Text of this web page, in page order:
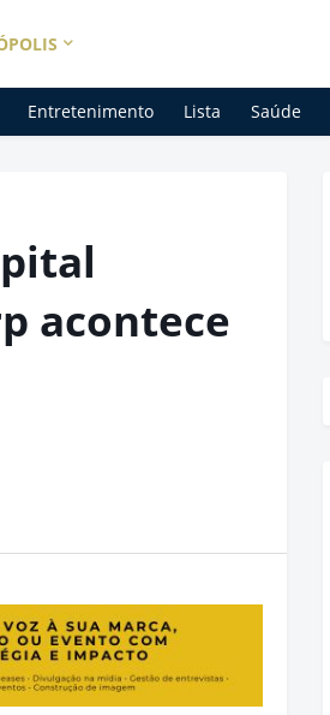
Entretenimento Lista Saúde
acontece